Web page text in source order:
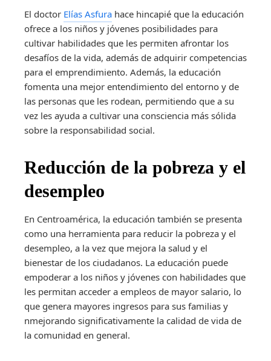
El doctor Elías Asfura hace hincapié que la educación
ofrece a los niños y jóvenes posibilidades para
cultivar habilidades que les permiten afrontar los
desafíos de la vida, además de adquirir competencias
para el emprendimiento. Además, la educación
fomenta una mejor entendimiento del entorno y de
las personas que les rodean, permitiendo que a su
vez les ayuda a cultivar una consciencia más sólida
sobre la responsabilidad social.
Reducción de la pobreza y el
desempleo
En Centroamérica, la educación también se presenta
como una herramienta para reducir la pobreza y el
desempleo, a la vez que mejora la salud y el
bienestar de los ciudadanos. La educación puede
empoderar a los niños y jóvenes con habilidades que
les permitan acceder a empleos de mayor salario, lo
que genera mayores ingresos para sus familias y
nmejorando significativamente la calidad de vida de
la comunidad en general.